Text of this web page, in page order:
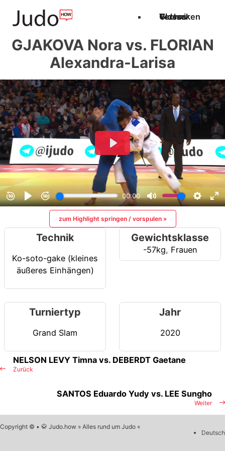
Techniken
Videos
Glossar
GJAKOVA Nora vs. FLORIAN
Alexandra-Larisa
zum Highlight springen / vorspulen »
Technik
Ko-soto-gake (kleines
äußeres Einhängen)
Gewichtsklasse
-57kg, Frauen
Turniertyp
Grand Slam
Jahr
2020
Zurück
NELSON LEVY Timna vs. DEBERDT Gaetane
Weiter
SANTOS Eduardo Yudy vs. LEE Sungho
Copyright © • 🥋 Judo.how » Alles rund um Judo «
Deutsch